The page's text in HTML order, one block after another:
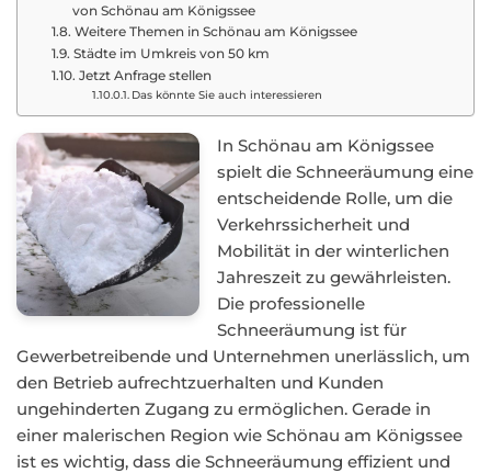
von Schönau am Königssee
Weitere Themen in Schönau am Königssee
Städte im Umkreis von 50 km
Jetzt Anfrage stellen
Das könnte Sie auch interessieren
In Schönau am Königssee
spielt die Schneeräumung eine
entscheidende Rolle, um die
Verkehrssicherheit und
Mobilität in der winterlichen
Jahreszeit zu gewährleisten.
Die professionelle
Schneeräumung ist für
Gewerbetreibende und Unternehmen unerlässlich, um
den Betrieb aufrechtzuerhalten und Kunden
ungehinderten Zugang zu ermöglichen. Gerade in
einer malerischen Region wie Schönau am Königssee
ist es wichtig, dass die Schneeräumung effizient und